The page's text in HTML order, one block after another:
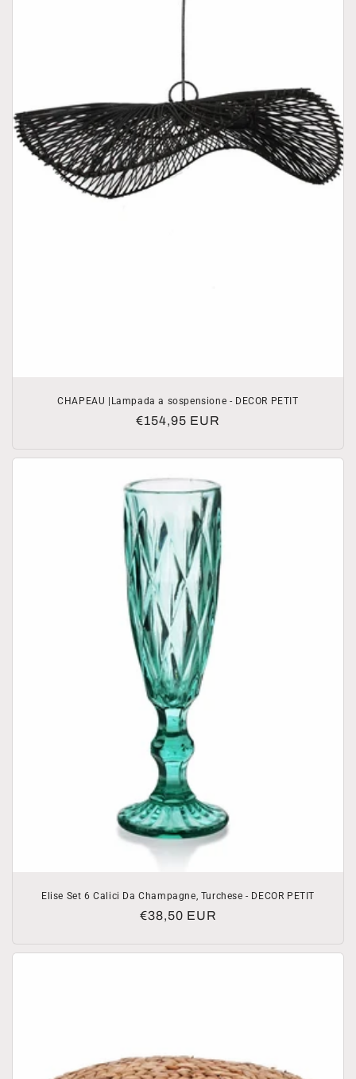
CHAPEAU |Lampada a sospensione - DECOR PETIT
Prezzo
listino
€154,95 EUR
Elise Set 6 Calici Da Champagne, Turchese - DECOR PETIT
Prezzo
listino
€38,50 EUR